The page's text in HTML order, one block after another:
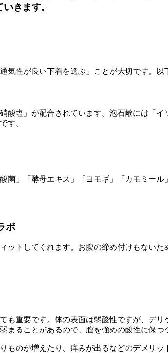
きます。
性が良い下着を選ぶ」ことが大切です。以
酸塩」が配合されています。泡石鹸には「
す。
菌」「酵母エキス」「ヨモギ」「カモミー
ボ
ットしてくれます。お腹の締め付けもない
も重要です。体の表面は弱酸性ですが、デ
ることがあるので、膣を強めの酸性に保つ
のが増えたり、痒みが出るなどのデメリッ